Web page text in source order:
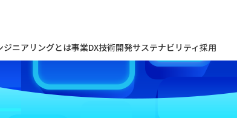
ジニアリングとは事業DX技術開発サステナビリティ採用